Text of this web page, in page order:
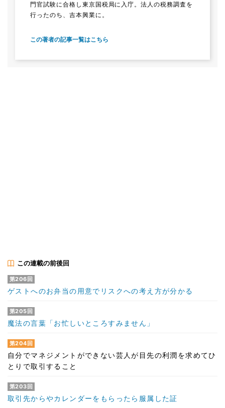
門官試験に合格し東京国税局に入庁。法人の税務調査を
行ったのち、吉本興業に。
この著者の記事一覧はこちら
この連載の前後回
第206回
ゲストへのお弁当の用意でリスクへの考え方が分かる
第205回
魔法の言葉「お忙しいところすみません」
第204回
自分でマネジメントができない芸人が目先の利潤を求めてひ
とりで取引すること
第203回
取引先からやカレンダーをもらったら服属した証